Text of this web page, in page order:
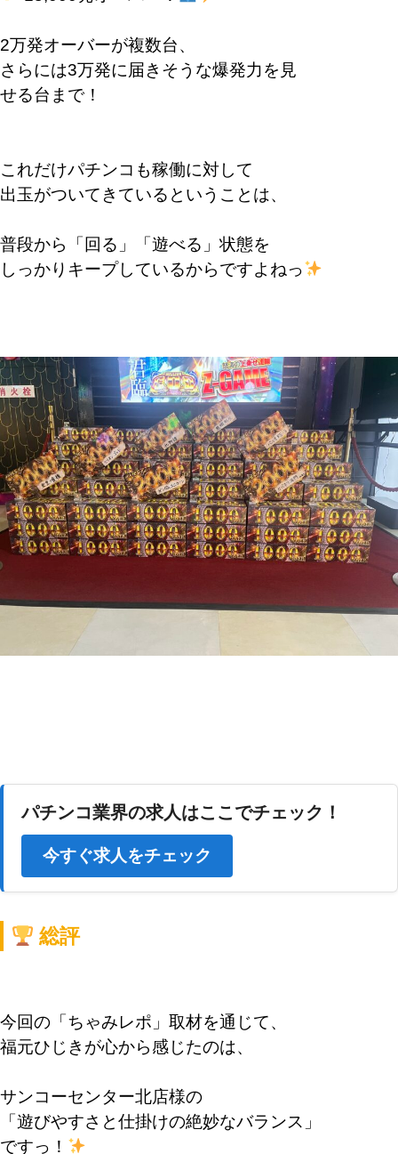
2万発オーバーが複数台、
さらには3万発に届きそうな爆発力を見
せる台まで！
これだけパチンコも稼働に対して
出玉がついてきているということは、
普段から「回る」「遊べる」状態を
しっかりキープしているからですよねっ
パチンコ業界の求人はここでチェック！
今すぐ求人をチェック
総評
今回の「ちゃみレポ」取材を通じて、
福元ひじきが心から感じたのは、
サンコーセンター北店様の
「遊びやすさと仕掛けの絶妙なバランス」
ですっ！